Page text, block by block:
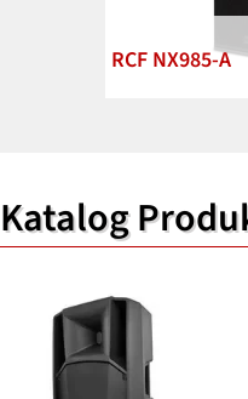
RCF NX985-A
Katalog